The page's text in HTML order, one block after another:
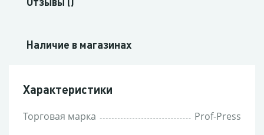
Наличие в магазинах
Характеристики
Торговая марка Prof-Press